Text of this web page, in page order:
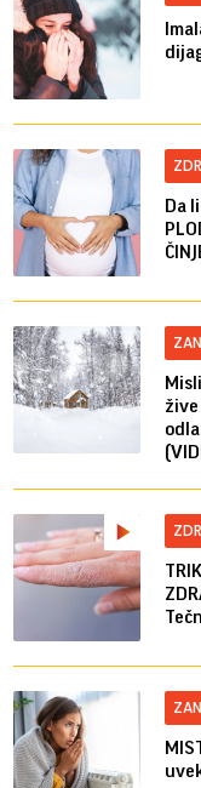
Da
žive